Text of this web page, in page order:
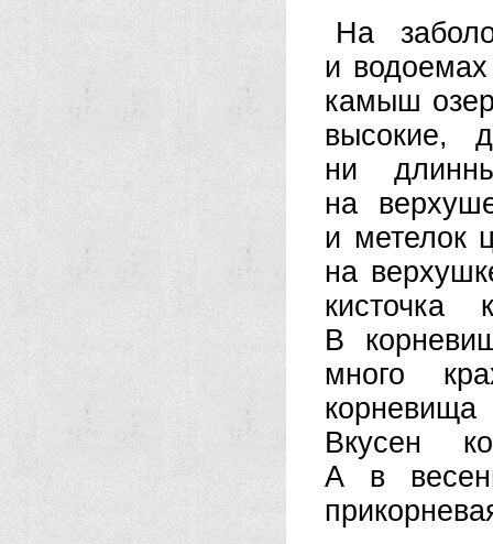
На
и водоемах
камыш
высокие,
ни
на
и метелок
на
кисточка
В
много
Вкусен
А в